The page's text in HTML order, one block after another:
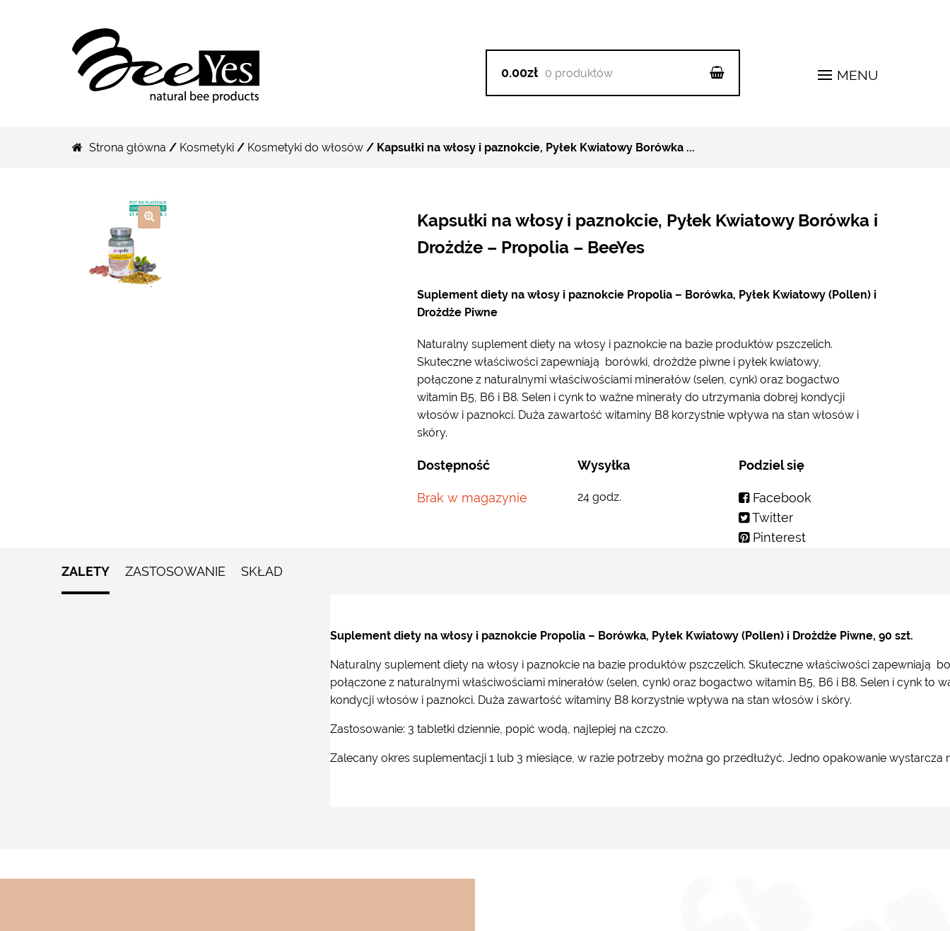
0.00zł 0 produktów MENU
Strona główna / Kosmetyki/ Kosmetyki do włosów/ Kapsułki na włosy i paznokcie, Pyłek Kwiatowy Borówka ...
Kapsułki na włosy i paznokcie, Pyłek Kwiatowy Borówka i
Drożdże – Propolia – BeeYes
Suplement diety na włosy i paznokcie Propolia – Borówka, Pyłek Kwiatowy (Pollen) i
Drożdże Piwne
Naturalny suplement diety na włosy i paznokcie na bazie produktów pszczelich.
Skuteczne właściwości zapewniają borówki, drożdże piwne i pyłek kwiatowy,
połączone z naturalnymi właściwościami minerałów (selen, cynk) oraz bogactwo
witamin B5, B6 i B8. Selen i cynk to ważne minerały do utrzymania dobrej kondycji
włosów i paznokci. Duża zawartość witaminy B8 korzystnie wpływa na stan włosów i
skóry.
Dostępność
Brak w magazynie
Wysyłka
24 godz.
Podziel się
Facebook
Twitter
Pinterest
ZALETY ZASTOSOWANIE SKŁAD
Suplement diety na włosy i paznokcie Propolia – Borówka, Pyłek Kwiatowy (Pollen) i Drożdże Piwne, 90 szt.
Naturalny suplement diety na włosy i paznokcie na bazie produktów pszczelich. Skuteczne właściwości zapewniają
połączone z naturalnymi właściwościami minerałów (selen, cynk) oraz bogactwo witamin B5, B6 i B8. Selen i cynk to
kondycji włosów i paznokci. Duża zawartość witaminy B8 korzystnie wpływa na stan włosów i skóry.
Zastosowanie: 3 tabletki dziennie, popić wodą, najlepiej na czczo.
Zalecany okres suplementacji 1 lub 3 miesiące, w razie potrzeby można go przedłużyć. Jedno opakowanie wystarcza